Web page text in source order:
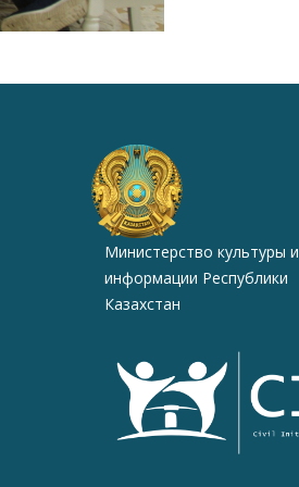
Министерство культуры и
информации Республики
Казахстан